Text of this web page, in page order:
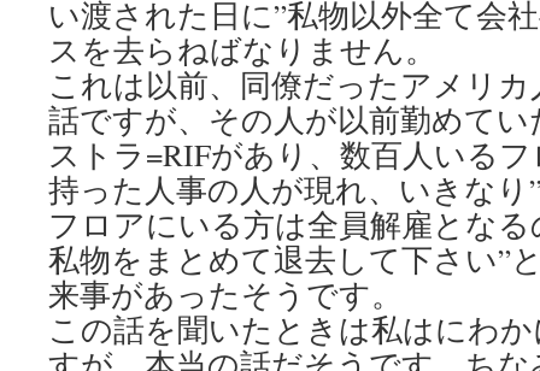
い渡された日に”私物以外全て会
スを去らねばなりません。
これは以前、同僚だったアメリ
話ですが、その人が以前勤めて
ストラ=RIFがあり、数百人いる
持った人事の人が現れ、いきな
フロアにいる方は全員解雇とな
私物をまとめて退去して下さい”
来事があったそうです。
この話を聞いたときは私はにわ